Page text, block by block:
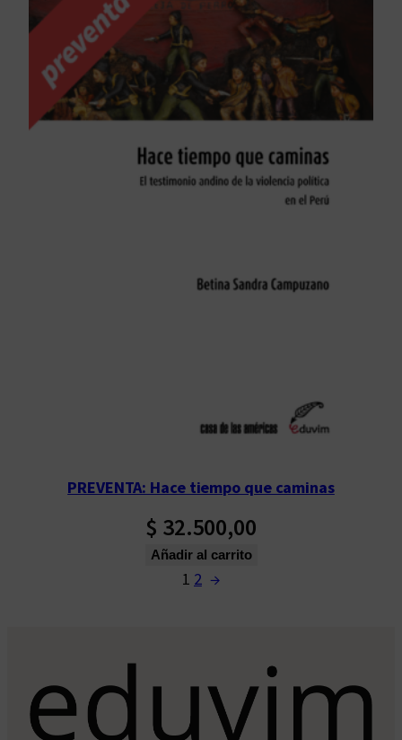
PREVENTA: Hace tiempo que caminas
$ 32.500,00
Añadir al carrito
1 2 →